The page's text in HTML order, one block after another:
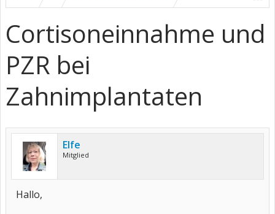
Cortisoneinnahme und
PZR bei
Zahnimplantaten
Elfe
Mitglied
Hallo,